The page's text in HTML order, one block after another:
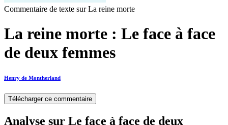
Commentaire de texte sur La reine morte
La reine morte : Le face à face
de deux femmes
Henry de Montherland
Télécharger ce commentaire
Analyse sur Le face à face de deux